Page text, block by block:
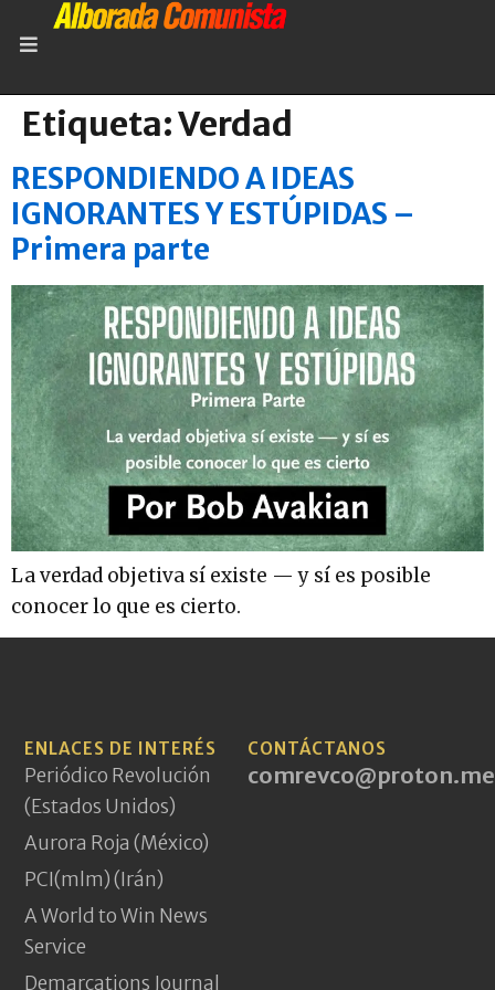
Etiqueta:Verdad
RESPONDIENDO A IDEAS
IGNORANTES Y ESTÚPIDAS –
Primera parte
La verdad objetiva sí existe — y sí es posible
conocer lo que es cierto.
ENLACES DE INTERÉS
Periódico Revolución
(Estados Unidos)
Aurora Roja (México)
PCI(mlm) (Irán)
A World to Win News
Service
Demarcations Journal
CONTÁCTANOS
comrevco@proton.me